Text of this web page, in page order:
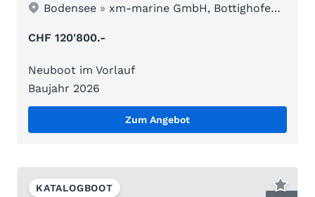
Bodensee » xm-marine GmbH, Bottighofen bei Kreuzlingen/Konsta
CHF 120'800.-
Neuboot im Vorlauf
Baujahr 2026
Zum Angebot
KATALOGBOOT